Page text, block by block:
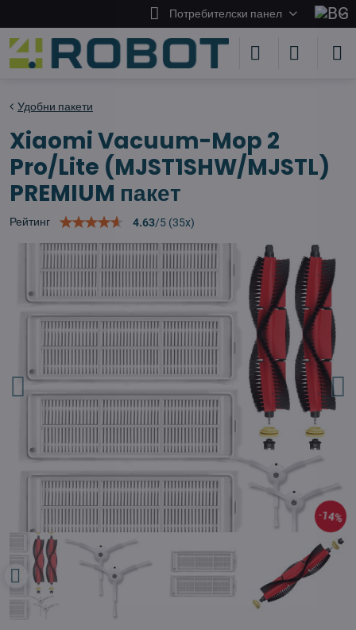
Потребителски панел
14%
Удобни пакети
Xiaomi Vacuum-Mop 2
Pro/Lite (MJST1SHW/MJSTL)
PREMIUM пакет
Рейтинг 4.63/5 (35x)